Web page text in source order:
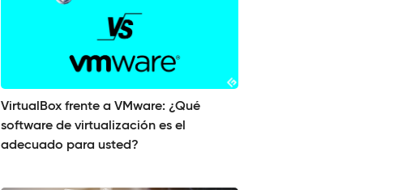
VirtualBox frente a VMware: ¿Qué
software de virtualización es el
adecuado para usted?